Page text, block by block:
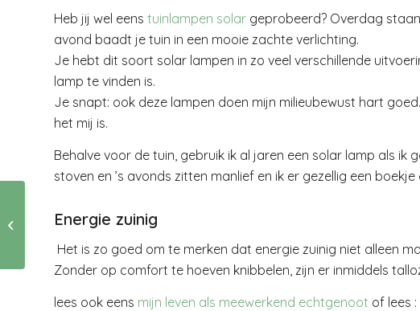
Heb jij wel eens tuinlampen solar geprobeerd? Overdag
avond baadt je tuin in een mooie zachte verlichting.
Je hebt dit soort solar lampen in zo veel verschillende
lamp te vinden is.
Je snapt: ook deze lampen doen mijn milieubewust hart
het mij is.
Behalve voor de tuin, gebruik ik al jaren een solar lamp als ik
stoven en ’s avonds zitten manlief en ik er gezellig een boekje
Energie zuinig
Het is zo goed om te merken dat energie zuinig niet alleen
Zonder op comfort te hoeven knibbelen, zijn er inmiddels
lees ook eens mijn leven als meewerkend echtgenoot of lees :
walletjes….met een
stadswandeling door
Amsterdam.